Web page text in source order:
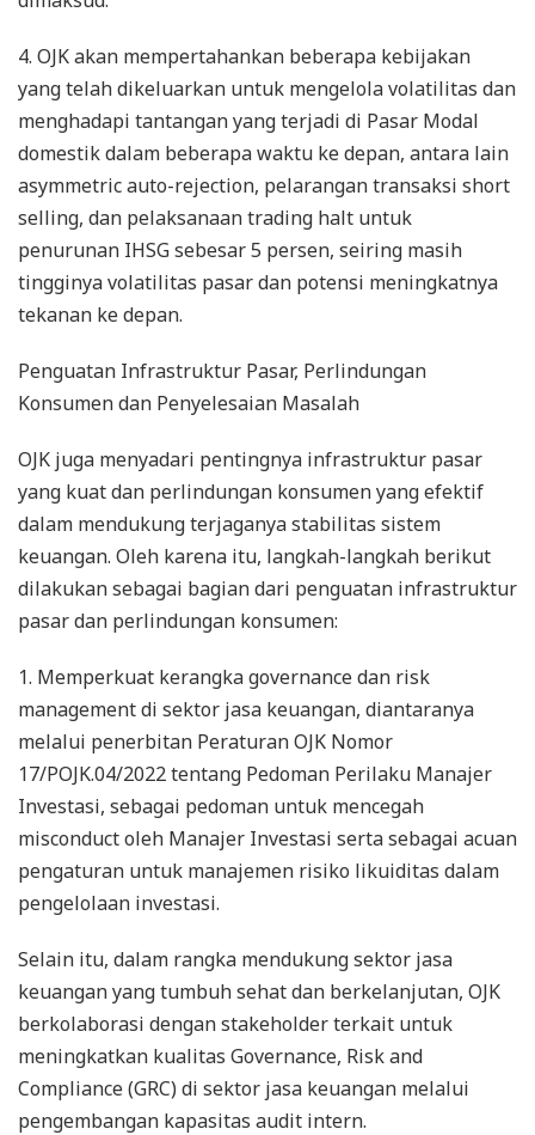
4. OJK akan mempertahankan beberapa kebijakan
yang telah dikeluarkan untuk mengelola volatilitas dan
menghadapi tantangan yang terjadi di Pasar Modal
domestik dalam beberapa waktu ke depan, antara lain
asymmetric auto-rejection, pelarangan transaksi short
selling, dan pelaksanaan trading halt untuk
penurunan IHSG sebesar 5 persen, seiring masih
tingginya volatilitas pasar dan potensi meningkatnya
tekanan ke depan.
Penguatan Infrastruktur Pasar, Perlindungan
Konsumen dan Penyelesaian Masalah
OJK juga menyadari pentingnya infrastruktur pasar
yang kuat dan perlindungan konsumen yang efektif
dalam mendukung terjaganya stabilitas sistem
keuangan. Oleh karena itu, langkah-langkah berikut
dilakukan sebagai bagian dari penguatan infrastruktur
pasar dan perlindungan konsumen:
1. Memperkuat kerangka governance dan risk
management di sektor jasa keuangan, diantaranya
melalui penerbitan Peraturan OJK Nomor
17/POJK.04/2022 tentang Pedoman Perilaku Manajer
Investasi, sebagai pedoman untuk mencegah
misconduct oleh Manajer Investasi serta sebagai acuan
pengaturan untuk manajemen risiko likuiditas dalam
pengelolaan investasi.
Selain itu, dalam rangka mendukung sektor jasa
keuangan yang tumbuh sehat dan berkelanjutan, OJK
berkolaborasi dengan stakeholder terkait untuk
meningkatkan kualitas Governance, Risk and
Compliance (GRC) di sektor jasa keuangan melalui
pengembangan kapasitas audit intern.